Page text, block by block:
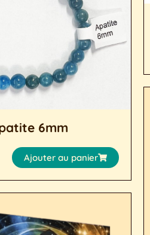
6mm
Ajouter au panier